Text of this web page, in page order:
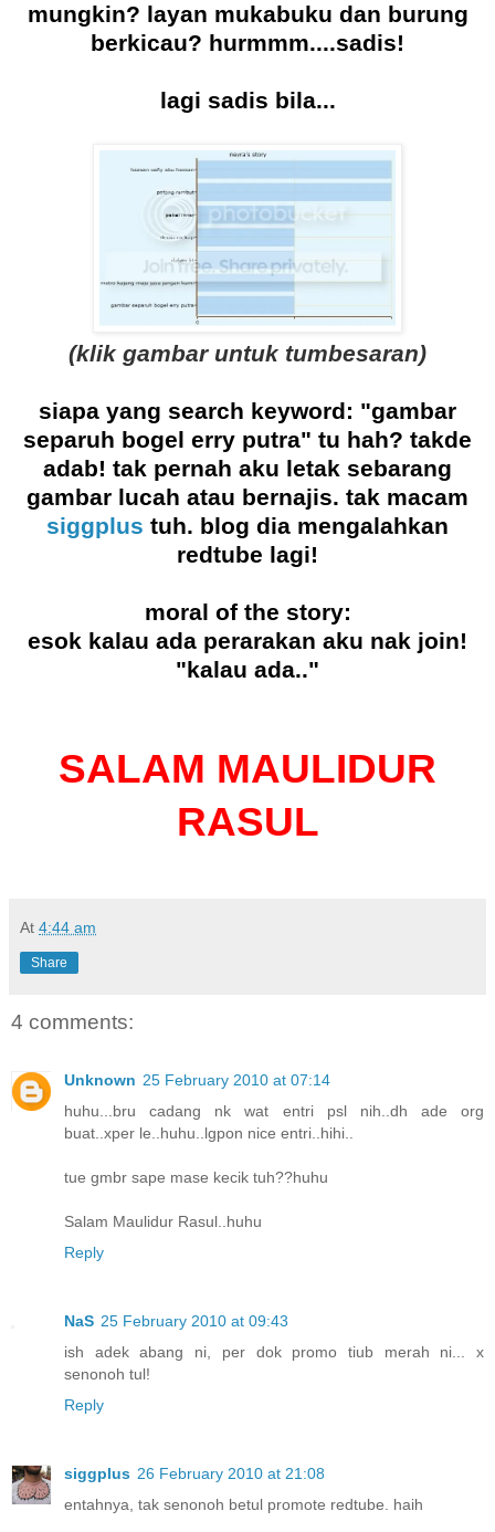
mungkin? layan mukabuku dan burung
berkicau? hurmmm....sadis!
lagi sadis bila...
(klik gambar untuk tumbesaran)
siapa yang search keyword: "gambar
separuh bogel erry putra" tu hah? takde
adab! tak pernah aku letak sebarang
gambar lucah atau bernajis. tak macam
siggplus tuh. blog dia mengalahkan
redtube lagi!
moral of the story:
esok kalau ada perarakan aku nak join!
"kalau ada.."
SALAM MAULIDUR
RASUL
At 4:44 am
Share
4 comments:
Unknown 25 February 2010 at 07:14
huhu...bru cadang nk wat entri psl nih..dh ade org
buat..xper le..huhu..lgpon nice entri..hihi..
tue gmbr sape mase kecik tuh??huhu
Salam Maulidur Rasul..huhu
Reply
NaS 25 February 2010 at 09:43
ish adek abang ni, per dok promo tiub merah ni... x
senonoh tul!
Reply
siggplus 26 February 2010 at 21:08
entahnya, tak senonoh betul promote redtube. haih